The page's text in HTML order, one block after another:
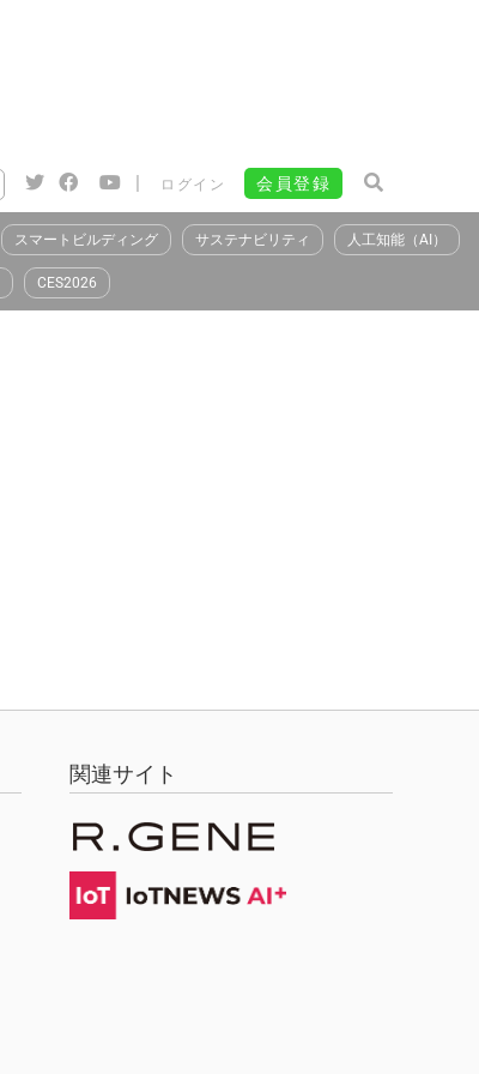
| ログイン 会員登録
スマートビルディング サステナビリティ 人工知能（AI）
CES2026
関連サイト